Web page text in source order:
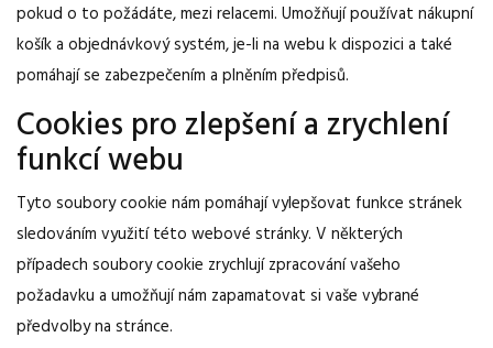
pokud o to požádáte, mezi relacemi. Umožňují používat nákupní
košík a objednávkový systém, je-li na webu k dispozici a také
pomáhají se zabezpečením a plněním předpisů.
Cookies pro zlepšení a zrychlení
funkcí webu
Tyto soubory cookie nám pomáhají vylepšovat funkce stránek
sledováním využití této webové stránky. V některých
případech soubory cookie zrychlují zpracování vašeho
požadavku a umožňují nám zapamatovat si vaše vybrané
předvolby na stránce.